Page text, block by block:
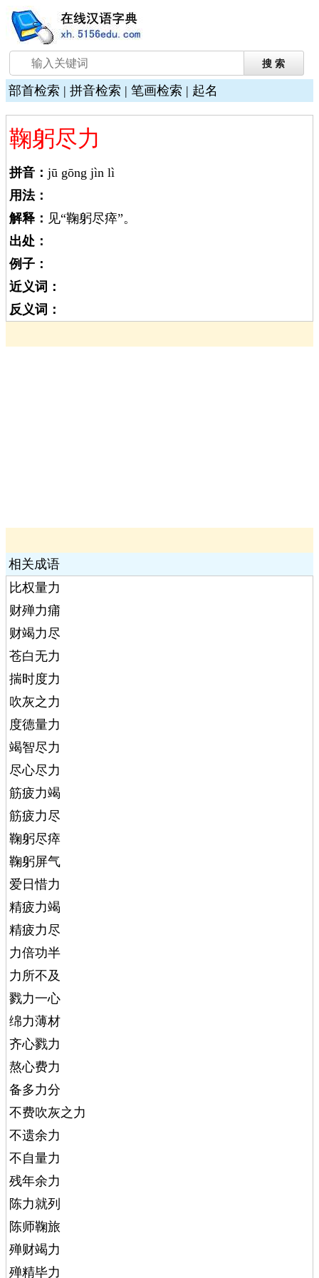
部首检索 | 拼音检索 | 笔画检索 | 起名
鞠躬尽力
拼音： jū gōng jìn lì
用法：
解释： 见“鞠躬尽瘁”。
出处：
例子：
近义词：
反义词：
相关成语
比权量力
财殚力痡
财竭力尽
苍白无力
揣时度力
吹灰之力
度德量力
竭智尽力
尽心尽力
筋疲力竭
筋疲力尽
鞠躬尽瘁
鞠躬屏气
爱日惜力
精疲力竭
精疲力尽
力倍功半
力所不及
戮力一心
绵力薄材
齐心戮力
熬心费力
备多力分
不费吹灰之力
不遗余力
不自量力
残年余力
陈力就列
陈师鞠旅
殚财竭力
殚精毕力